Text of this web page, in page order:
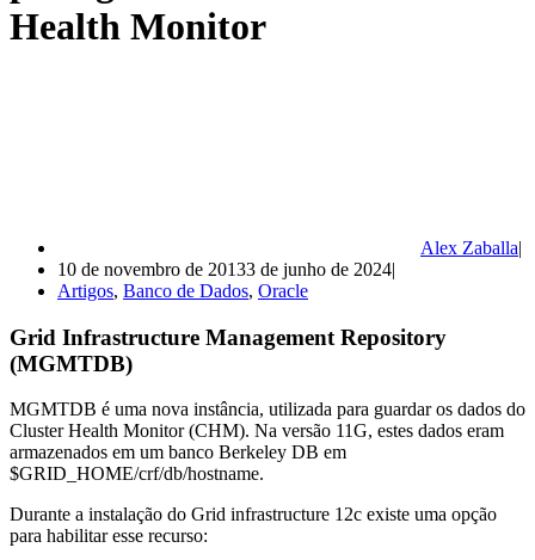
Health Monitor
Alex Zaballa
10 de novembro de 20133 de junho de 2024
Artigos, Banco de Dados, Oracle
Grid Infrastructure Management Repository
(MGMTDB)
MGMTDB é uma nova instância, utilizada para guardar os dados do
Cluster Health Monitor (CHM). Na versão 11G, estes dados eram
armazenados em um banco Berkeley DB em
$GRID_HOME/crf/db/hostname.
Durante a instalação do Grid infrastructure 12c existe uma opção
para habilitar esse recurso: